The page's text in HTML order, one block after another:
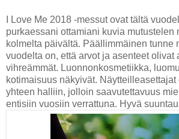
I Love Me 2018 -messut ovat tältä
purkaessani ottamiani kuvia mutustelen
kolmelta päivältä. Päällimmäinen tunne
vuodelta on, että arvot ja asenteet olivat
vihreämmät. Luonnonkosmetiikka,
kotimaisuus näkyivät.
yhteen halliin, jolloin saavutettavuus
entisiin vuosiin verrattuna. Hyvä